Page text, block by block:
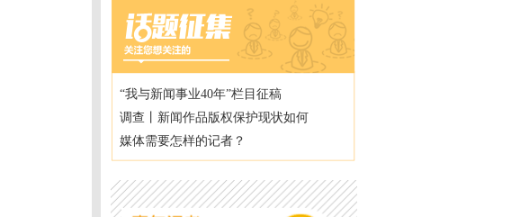
“我与新闻事业40年”栏目征稿
调查丨新闻作品版权保护现状如何
媒体需要怎样的记者？